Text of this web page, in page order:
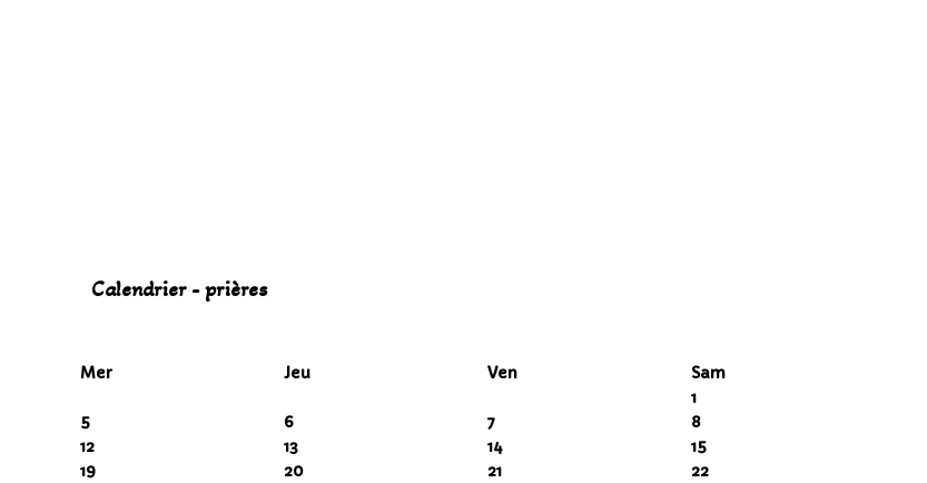
Calendrier - prières
Mer Jeu Ven
Sam
1
5 6 7
8
12 13 14
15
19 20 21
22